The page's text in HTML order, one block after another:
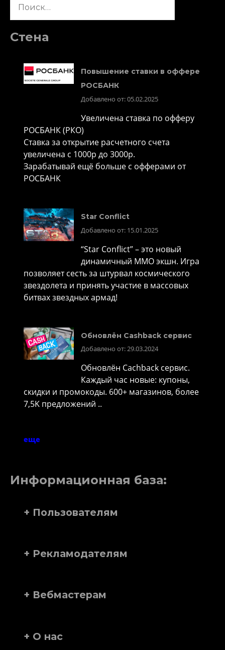
Стена
Повышение ставки в оффере
РОСБАНК
Добавлено от: 05.02.2025
Увеличена ставка по офферу
РОСБАНК (РКО)
Ставка за открытие расчетного счета
увеличена с 1000р до 3000р.
Зарабатывай ещё больше с офферами от
РОСБАНК
Star Conflict
Добавлено от: 15.01.2025
“Star Conflict” – это новый
динамичный MMO экшн. Игра
позволяет сесть за штурвал космического
звездолета и принять участие в массовых
битвах звездных армад!
Обновлён Cashback сервис
Добавлено от: 29.03.2024
Обновлён Cachback сервис.
Каждый час новые: купоны,
скидки и промокоды. 600+ магазинов, более
7,5K предложений ..
еще
Информационная база:
+ Пользователям
+ Рекламодателям
+ Вебмастерам
+ О нас